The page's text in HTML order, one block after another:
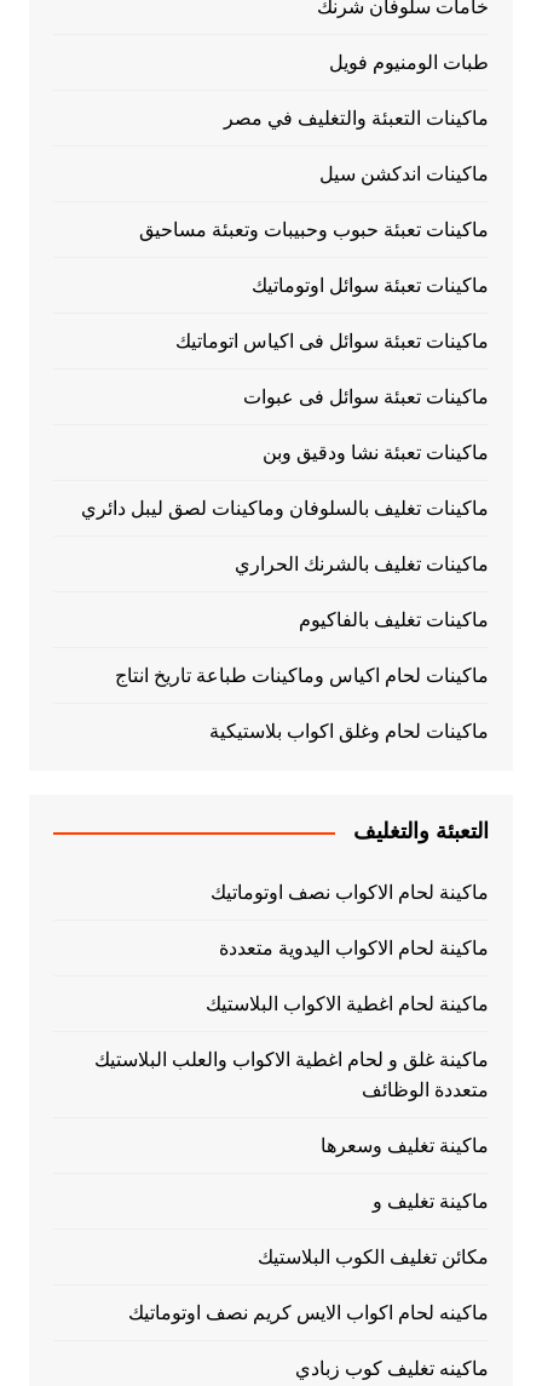
خامات سلوفان شرنك
طبات الومنيوم فويل
ماكينات التعبئة والتغليف في مصر
ماكينات اندكشن سيل
ماكينات تعبئة حبوب وحبيبات وتعبئة مساحيق
ماكينات تعبئة سوائل اوتوماتيك
ماكينات تعبئة سوائل فى اكياس اتوماتيك
ماكينات تعبئة سوائل فى عبوات
ماكينات تعبئة نشا ودقيق وبن
ماكينات تغليف بالسلوفان وماكينات لصق ليبل دائري
ماكينات تغليف بالشرنك الحراري
ماكينات تغليف بالفاكيوم
ماكينات لحام اكياس وماكينات طباعة تاريخ انتاج
ماكينات لحام وغلق اكواب بلاستيكية
التعبئة والتغليف
ماكينة لحام الاكواب نصف اوتوماتيك
ماكينة لحام الاكواب اليدوية متعددة
ماكينة لحام اغطية الاكواب البلاستيك
ماكينة غلق و لحام اغطية الاكواب والعلب البلاستيك
متعددة الوظائف
ماكينة تغليف وسعرها
ماكينة تغليف و
مكائن تغليف الكوب البلاستيك
ماكينه لحام اكواب الايس كريم نصف اوتوماتيك
ماكينه تغليف كوب زبادي